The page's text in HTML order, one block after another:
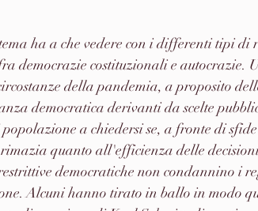
ha a che vedere con i differenti tipi di
democrazie costituzionali e autocrazie.
della pandemia, a proposito
democratica derivanti da scelte
a chiedersi se, a fronte di
quanto all'efficienza delle
democratiche non condannino i
Alcuni hanno tirato in ballo in modo